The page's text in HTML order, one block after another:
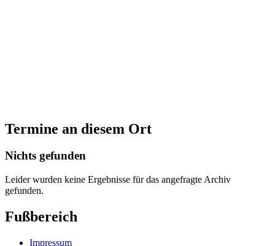
Termine an diesem Ort
Nichts gefunden
Leider wurden keine Ergebnisse für das angefragte Archiv
gefunden.
Fußbereich
Impressum